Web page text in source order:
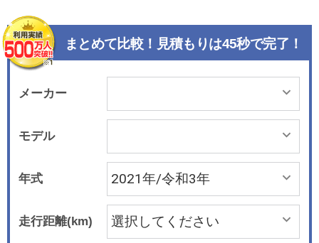
をアップ。ぬかるみ脱出アシスト（ブレーキLSD
トラクションコントロール）を「G（5MT）」と
「みのり（5MT）」を除く全モデルに標準装備し
た。 エクステリアは、「G」のみに採用していた
メッキフロントガーニッシュを全モデルに採用し
た。
まとめて比較！見積もりは45秒で完了！
メーカー
モデル
年式
走行距離(km)